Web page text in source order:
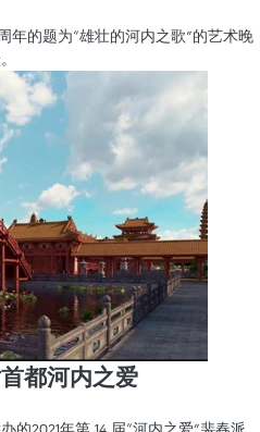
年的题为“雄壮的河内之歌”的艺术晚
都河内之爱